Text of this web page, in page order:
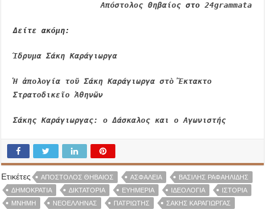
Απόστολος Θηβαίοςστο 24grammata
Δείτε ακόμη:
Ίδρυμα Σάκη Kαράγιωργα
Ἡ ἀπολογία τοῦ Σάκη Καράγιωργα στὸ Ἔκτακτο
Στρατοδικεῖο Ἀθηνῶν
Σάκης Καράγιωργας: ο Δάσκαλος και ο Αγωνιστής
Ετικέτες ΑΠΌΣΤΟΛΟΣ ΘΗΒΑΊΟΣ ΑΣΦΆΛΕΙΑ
ΒΑΣΊΛΗΣ ΡΑΦΑΗΛΊΔΗΣ
ΔΗΜΟΚΡΑΤΊΑ
ΔΙΚΤΑΤΟΡΊΑ ΕΥΗΜΕΡΊΑ ΙΔΕΟΛΟΓΊΑ
ΙΣΤΟΡΊΑ
ΜΝΉΜΗ
ΝΕΟΈΛΛΗΝΑΣ ΠΑΤΡΙΏΤΗΣ
ΣΆΚΗΣ ΚΑΡΆΓΙΩΡΓΑΣ